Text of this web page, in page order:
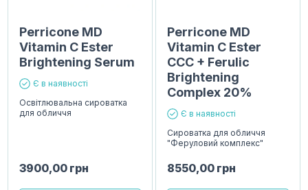
Perricone MD
Vitamin C Ester
Brightening Serum
Є в наявності
Освітлювальна сироватка
для обличчя
3900,00 грн
Perricone MD
Vitamin С Ester
CCC + Ferulic
Brightening
Complex 20%
Є в наявності
Сироватка для обличчя
"Феруловий комплекс"
8550,00 грн